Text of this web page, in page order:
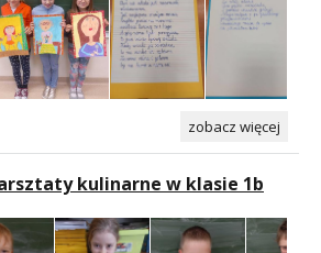
zobacz więcej
kulinarne w klasie 1b